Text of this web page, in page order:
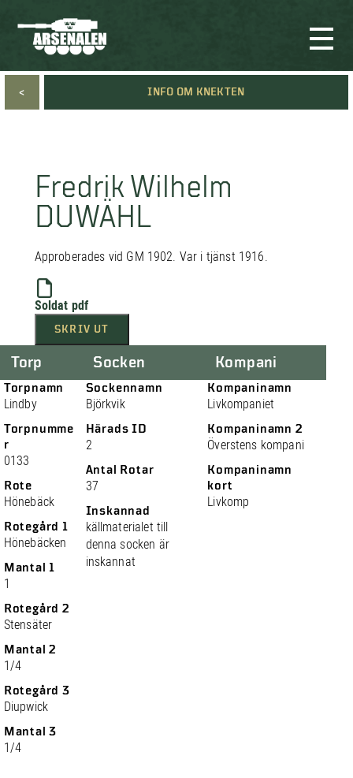
< INFO OM KNEKTEN
Fredrik Wilhelm
DUWÄHL
Approberades vid GM 1902. Var i tjänst 1916.
Soldat pdf
SKRIV UT
Torp
Torpnamn
Lindby
Torpnumme
r
0133
Rote
Hönebäck
Rotegård 1
Hönebäcken
Mantal 1
1
Rotegård 2
Stensäter
Mantal 2
1/4
Rotegård 3
Diupwick
Mantal 3
1/4
Socken
Sockennamn
Björkvik
Härads ID
2
Antal Rotar
37
Inskannad
källmaterialet till
denna socken är
inskannat
Kompani
Kompaninamn
Livkompaniet
Kompaninamn 2
Överstens kompani
Kompaninamn
kort
Livkomp